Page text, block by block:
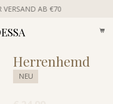
VERSAND AB €70
Herrenhemd
NEU